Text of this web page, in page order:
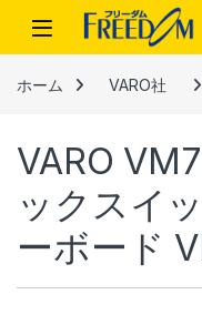
Skip to navigation
Skip to content
ホーム VARO社
VARO
ックスイ
ーボード